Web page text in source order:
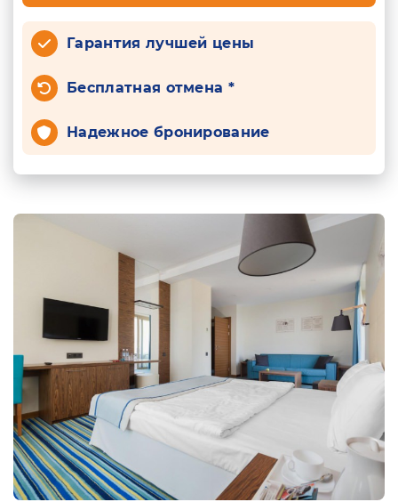
Гарантия лучшей цены
Бесплатная отмена *
Надежное бронирование